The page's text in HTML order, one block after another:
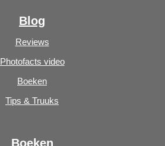
Blog
Reviews
Photofacts video
Boeken
Tips & Truuks
Boeken